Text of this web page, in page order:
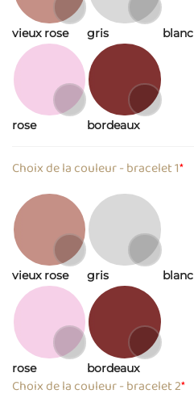
vieux rose gris blanc
rose bordeaux
*
Choix de la couleur - bracelet 1
vieux rose gris blanc
rose bordeaux
*
Choix de la couleur - bracelet 2